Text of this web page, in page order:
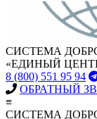
СИСТЕМА
«ЕДИНЫЙ
8 (800) 551 95 94
ОБРАТНЫЙ
≡
СИСТЕМА